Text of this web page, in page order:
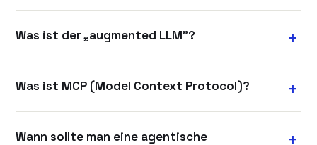
Was ist der „augmented LLM"?
Was ist MCP (Model Context Protocol)?
Wann sollte man eine agentische